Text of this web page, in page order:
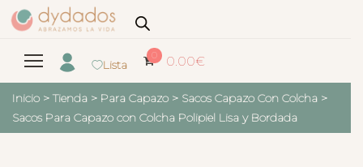
Lista
0 0.00€
Inicio > Tienda > Para Capazo > Sacos Capazo Con Colcha >
Sacos Para Capazo con Colcha Polipiel Lisa y Bordada